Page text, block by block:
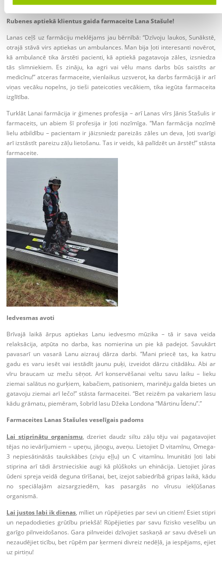
Rubenes aptiekā klientus gaida farmaceite Lana Stašule!
Lanas ceļš uz farmāciju meklējams jau bērnībā: “Dzīvoju laukos, Sunākstē,
otrajā stāvā virs aptiekas un ambulances. Man bija ļoti interesanti novērot,
kā ambulancē tika ārstēti pacienti, kā aptiekā pagatavoja zāles, izsniedza
tās slimniekiem. Es zināju, ka agri vai vēlu mans darbs būs saistīts ar
medicīnu!” atceras farmaceite, vienlaikus uzsverot, ka darbs farmācijā ir arī
viņas vecāku nopelns, jo tieši pateicoties vecākiem, tika iegūta farmaceita
izglītība.
Turklāt Lanai farmācija ir ģimenes profesija – arī Lanas vīrs Jānis Stašulis ir
farmaceits, un abiem šī profesija ir ļoti nozīmīga. “Man farmācija nozīmē
lielu atbildību – pacientam ir jāizsniedz pareizās zāles un deva, ļoti svarīgi
arī izstāstīt pareizu zāļu lietošanu. Tas ir veids, kā palīdzēt un ārstēt!” stāsta
farmaceite.
Iedvesmas avoti
Brīvajā laikā ārpus aptiekas Lanu iedvesmo mūzika – tā ir sava veida
relaksācija, atpūta no darba, kas nomierina un pie kā padejot. Savukārt
pavasarī un vasarā Lanu aizrauj dārza darbi. “Mani priecē tas, ka katru
gadu es varu iesēt vai iestādīt jaunu puķi, izveidot dārzu citādāku. Abi ar
vīru braucam uz mežu sēņot. Arī konservēšanai veltu savu laiku – lieku
ziemai salātus no gurķiem, kabačiem, patisoniem, marinēju galda bietes un
gatavoju ziemai arī lečo!” stāsta farmaceitei. “Bet reizēm pa vakariem lasu
kādu grāmatu, piemēram, šobrīd lasu Džeka Londona “Mārtinu Īdenu”.”
Farmaceites Lanas Stašules veselīgais padoms
Lai stiprinātu organismu, dzeriet daudz siltu zāļu tēju vai pagatavojiet
tējas no ievārījumiem – upeņu, jāņogu, aveņu. Lietojiet D vitamīnu, Omega-
3 nepiesātinātās taukskābes (zivju eļļu) un C vitamīnu. Imunitāti ļoti labi
stiprina arī tādi ārstnieciskie augi kā plūškoks un ehinācija. Lietojiet jūras
ūdeni spreja veidā deguna tīrīšanai, bet, izejot sabiedrībā gripas laikā, kādu
no speciālajām aizsargziedēm, kas pasargās no vīrusu iekļūšanas
organismā.
Lai justos labi ik dienas, mīliet un rūpējieties par sevi un citiem! Esiet stipri
un nepadodieties grūtību priekšā! Rūpējieties par savu fizisko veselību un
garīgo pilnveidošanos. Gara pilnveidei dzīvojiet saskaņā ar savu dvēseli un
nezaudējiet ticību, bet rūpēm par ķermeni divreiz nedēļā, ja iespējams, ejiet
uz pirtiņu!